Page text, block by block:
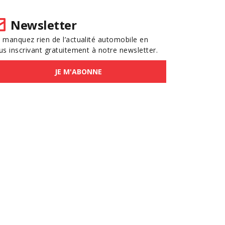
Newsletter
manquez rien de l’actualité automobile en
inscrivant gratuitement à notre newsletter.
JE M'ABONNE